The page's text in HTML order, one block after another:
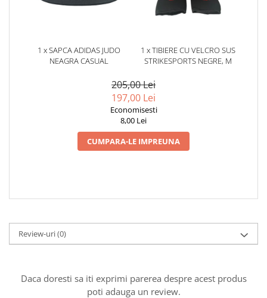
1 x SAPCA ADIDAS JUDO
NEAGRA CASUAL
1 x TIBIERE CU VELCRO SUS
STRIKESPORTS NEGRE, M
205,00 Lei
197,00 Lei
Economisesti
8,00 Lei
CUMPARA-LE IMPREUNA
Review-uri(0)
Daca doresti sa iti exprimi parerea despre acest produs
poti adauga un review.